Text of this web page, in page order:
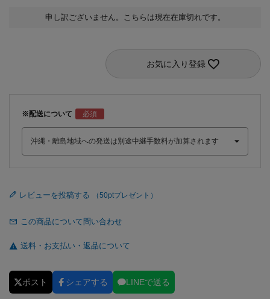
申し訳ございません。こちらは現在在庫切れです。
お気に入り登録
※配送について
レビューを投稿する
この商品について問い合わせ
送料・お支払い・返品について
ポスト シェアする LINEで送る